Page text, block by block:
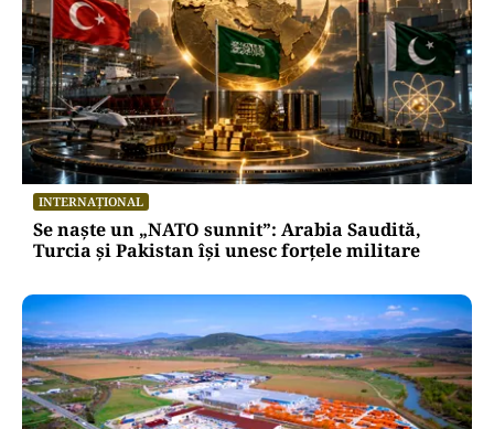
INTERNAȚIONAL
Se naște un „NATO sunnit”: Arabia Saudită,
Turcia și Pakistan își unesc forțele militare